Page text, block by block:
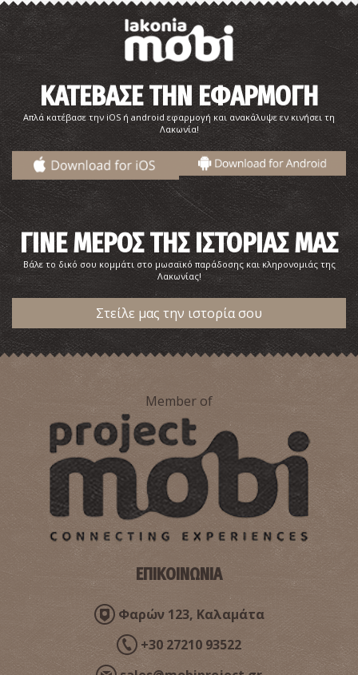
ΚΑΤΕΒΑΣΕ ΤΗΝ ΕΦΑΡΜΟΓΗ
Απλά κατέβασε την iOS ή android εφαρμογή και ανακάλυψε εν κινήσει τη
Λακωνία!
ΓΙΝΕ ΜΕΡΟΣ ΤΗΣ ΙΣΤΟΡΙΑΣ ΜΑΣ
Βάλε το δικό σου κομμάτι στο μωσαϊκό παράδοσης και κληρονομιάς της
Λακωνίας!
Στείλε μας την ιστορία σου
Member of
ΕΠΙΚΟΙΝΩΝΙΑ
Φαρών 123, Καλαμάτα
+30 27210 93522